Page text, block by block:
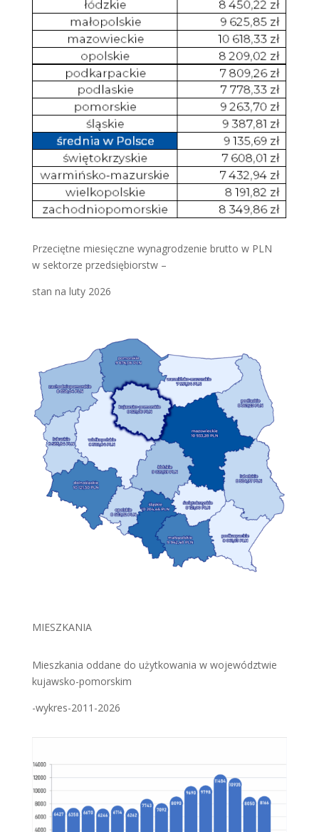
Przeciętne miesięczne wynagrodzenie brutto w PLN
w sektorze przedsiębiorstw –
stan na luty 2026
MIESZKANIA
Mieszkania oddane do użytkowania w województwie
kujawsko-pomorskim
-wykres-2011-2026